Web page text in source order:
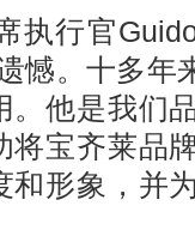
执行官
憾。十多年
。他是我们
将宝齐莱品
和形象，并